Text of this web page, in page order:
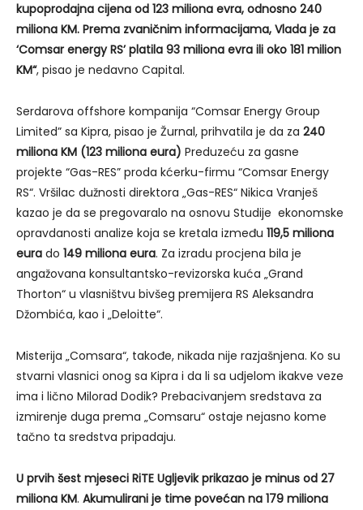
kupoprodajna cijena od 123 miliona evra, odnosno 240
miliona KM. Prema zvaničnim informacijama, Vlada je za
‘Comsar energy RS’ platila 93 miliona evra ili oko 181 milion
KM“, pisao je nedavno Capital.
Serdarova offshore kompanija “Comsar Energy Group
Limited” sa Kipra, pisao je Žurnal, prihvatila je da za 240
miliona KM (123 miliona eura) Preduzeću za gasne
projekte “Gas-RES” proda kćerku-firmu “Comsar Energy
RS“. Vršilac dužnosti direktora „Gas-RES“ Nikica Vranješ
kazao je da se pregovaralo na osnovu Studije ekonomske
opravdanosti analize koja se kretala između 119,5 miliona
eura do 149 miliona eura. Za izradu procjena bila je
angažovana konsultantsko-revizorska kuća „Grand
Thorton“ u vlasništvu bivšeg premijera RS Aleksandra
Džombića, kao i „Deloitte“.
Misterija „Comsara“, takođe, nikada nije razjašnjena. Ko su
stvarni vlasnici onog sa Kipra i da li sa udjelom ikakve veze
ima i lično Milorad Dodik? Prebacivanjem sredstava za
izmirenje duga prema „Comsaru“ ostaje nejasno kome
tačno ta sredstva pripadaju.
U prvih šest mjeseci RiTE Ugljevik prikazao je minus od 27
miliona KM. Akumulirani je time povećan na 179 miliona